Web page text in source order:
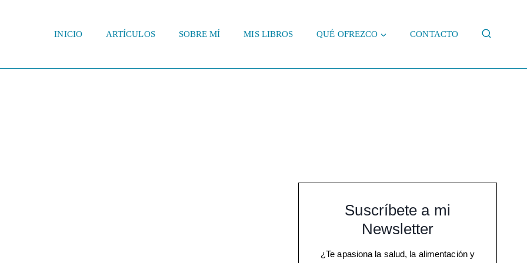
INICIO ARTÍCULOS SOBRE MÍ MIS LIBROS QUÉ OFREZCO CONTACTO
Suscríbete a mi
Newsletter
¿Te apasiona la salud, la alimentación y